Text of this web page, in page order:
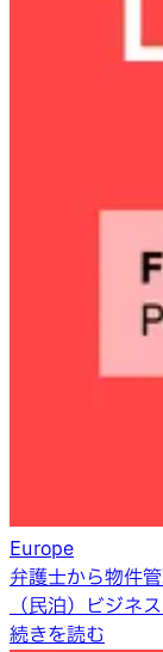
Europe
弁護士から物件
（民泊）ビジネ
続きを読む